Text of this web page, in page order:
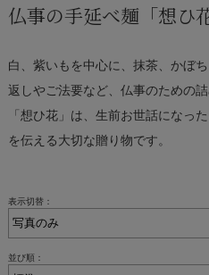
仏事の手延べ麺「想ひ花
白、紫いもを中心に、抹茶、かぼ
返しやご法要など、仏事のための詰
「想ひ花」は、生前お世話になっ
を伝える大切な贈り物です。
表示切替：
並び順：